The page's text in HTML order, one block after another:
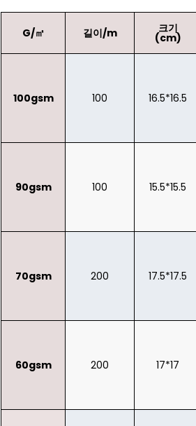
G/㎡ 길이/m 크기
(cm)
100gsm 100 16.5*16.5
90gsm 100 15.5*15.5
70gsm 200 17.5*17.5
60gsm 200 17*17